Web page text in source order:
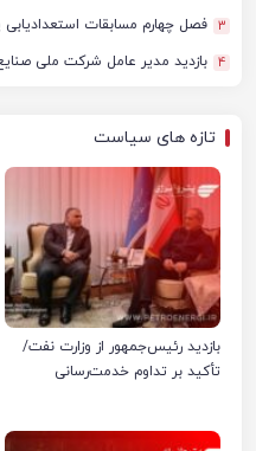
3 فصل چهارم مسابقات استعدادیابی
4 بازدید مدیر عامل شرکت ملی
تازه های سیاست
بازدید رئیس‌جمهور از وزارت نفت/
تأکید بر تداوم خدمت‌رسانی